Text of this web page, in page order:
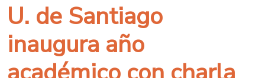
U. de Santiago
inaugura año